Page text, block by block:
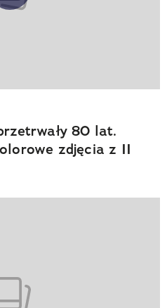
80 lat.
zdjęcia z II